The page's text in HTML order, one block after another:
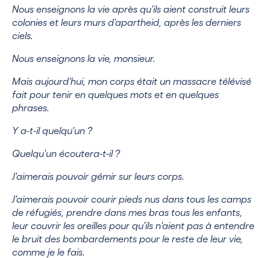
Nous enseignons la vie après qu'ils aient construit leurs
colonies et leurs murs d'apartheid, après les derniers
ciels.
Nous enseignons la vie, monsieur.
Mais aujourd'hui, mon corps était un massacre télévisé
fait pour tenir en quelques mots et en quelques
phrases.
Y a-t-il quelqu'un ?
Quelqu'un écoutera-t-il ?
J'aimerais pouvoir gémir sur leurs corps.
J'aimerais pouvoir courir pieds nus dans tous les camps
de réfugiés, prendre dans mes bras tous les enfants,
leur couvrir les oreilles pour qu'ils n'aient pas à entendre
le bruit des bombardements pour le reste de leur vie,
comme je le fais.